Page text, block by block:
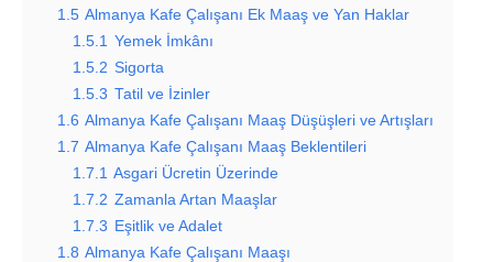
1.5 Almanya Kafe Çalışanı Ek Maaş ve Yan Haklar
1.5.1 Yemek İmkânı
1.5.2 Sigorta
1.5.3 Tatil ve İzinler
1.6 Almanya Kafe Çalışanı Maaş Düşüşleri ve Artışları
1.7 Almanya Kafe Çalışanı Maaş Beklentileri
1.7.1 Asgari Ücretin Üzerinde
1.7.2 Zamanla Artan Maaşlar
1.7.3 Eşitlik ve Adalet
1.8 Almanya Kafe Çalışanı Maaşı